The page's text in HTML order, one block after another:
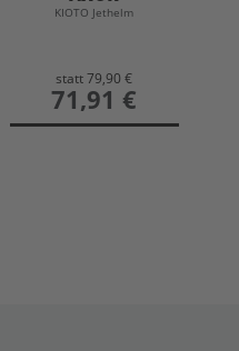
verbindet.
KIOTO Jethelm
statt79,90 €
preis
71,91 €